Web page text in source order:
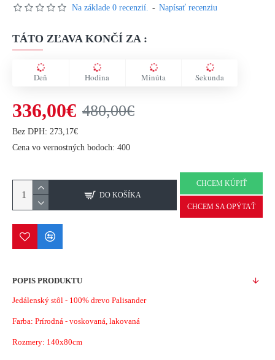
Na základe 0 recenzií. - Napísať recenziu
TÁTO ZĽAVA KONČÍ ZA :
Deň Hodina Minúta Sekunda
336,00€ 480,00€
Bez DPH: 273,17€
Cena vo vernostných bodoch: 400
DO KOŠÍKA
CHCEM KÚPIŤ
CHCEM SA OPÝTAŤ
POPIS PRODUKTU
Jedálenský stôl - 100% drevo Palisander
Farba: Prírodná - voskovaná, lakovaná
Rozmery: 140x80cm